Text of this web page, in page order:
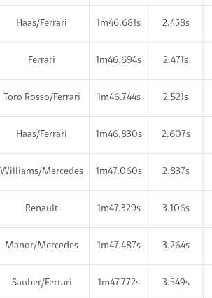
Haas/Ferrari 1m46.681s 2.458s
Ferrari 1m46.694s 2.471s
Toro Rosso/Ferrari 1m46.744s 2.521s
Haas/Ferrari 1m46.830s 2.607s
Williams/Mercedes 1m47.060s 2.837s
Renault 1m47.329s 3.106s
Manor/Mercedes 1m47.487s 3.264s
Sauber/Ferrari 1m47.772s 3.549s